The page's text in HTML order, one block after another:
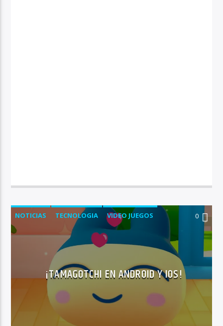
NOTICIAS TECNOLOGIA VIDEO JUEGOS 0
¡TAMAGOTCHI EN ANDROID Y IOS!